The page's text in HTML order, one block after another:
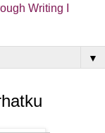
Writing I
▼